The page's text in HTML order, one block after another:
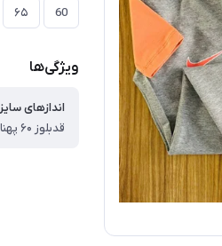
60 ۶۵
ویژگی‌ها
اندازهای سایز ۶۰